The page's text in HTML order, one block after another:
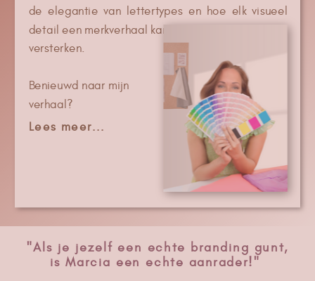
Lees meer...
de elegantie van lettertypes en hoe elk visueel
detail een merkverhaal kan
versterken.
Benieuwd naar mijn
verhaal?
"Als je jezelf een echte branding gunt,
is Marcia een echte aanrader!"